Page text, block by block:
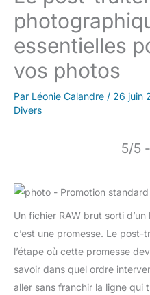
essentielles
vos photos
Par Léonie Calandre / 26 juin
Divers
5/5
Un fichier RAW brut sorti
c’est une promesse. Le
l’étape où cette promesse
savoir dans quel ordre
aller sans franchir la ligne qui